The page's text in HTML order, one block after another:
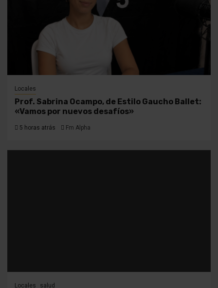
Locales
Prof. Sabrina Ocampo, de Estilo Gaucho Ballet:
«Vamos por nuevos desafíos»
5 horas atrás Fm Alpha
Locales salud